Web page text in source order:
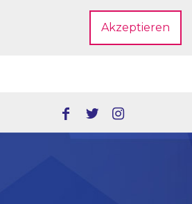
Dein Account
Akzeptieren